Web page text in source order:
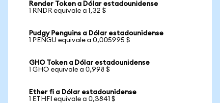
Render Token a Dólar estadounidense
1 RNDR equivale a 1,32 $
Pudgy Penguins a Dólar estadounidense
1 PENGU equivale a 0,005995 $
GHO Token a Dólar estadounidense
1 GHO equivale a 0,998 $
Ether fi a Dólar estadounidense
1 ETHFI equivale a 0,3841 $